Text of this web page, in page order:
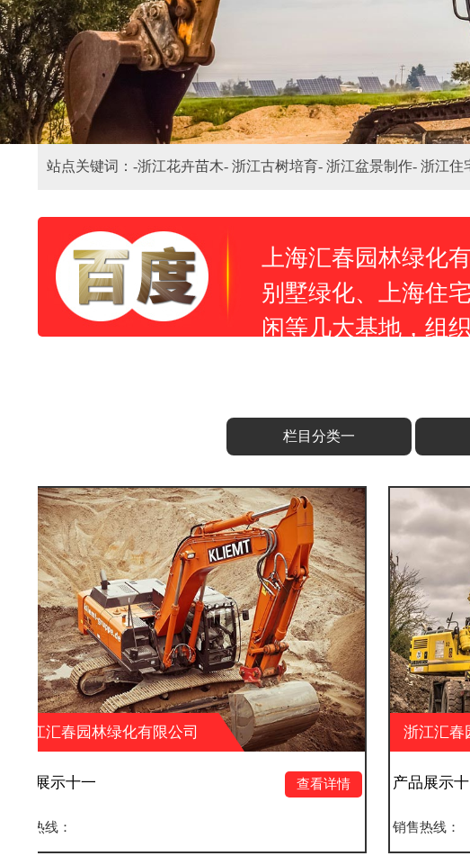
站点关键词：-浙江花卉苗木- 浙江古树培育- 浙江盆景制作- 浙江住
上海汇春园林绿化
别墅绿化、上海住
闲等几大基地，组
栏目分类一
限公司 浙江汇春园林绿化有限公司
产品展示十